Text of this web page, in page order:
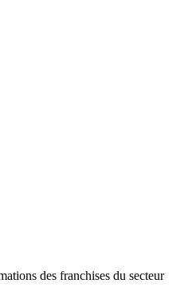
des franchises du secteur